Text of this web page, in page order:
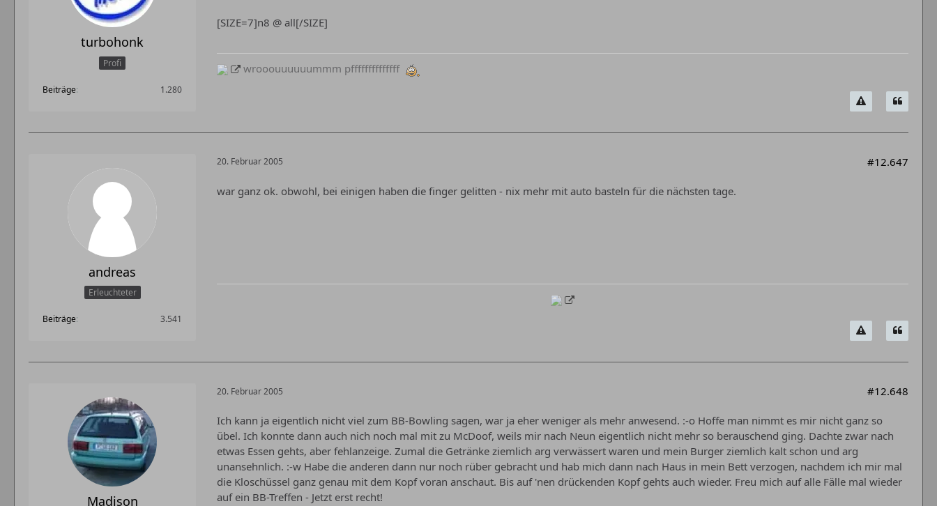
turbohonk
Profi
Beiträge 1.280
[SIZE=7]n8 @ all[/SIZE]
wrooouuuuuummm pffffffffffffff
andreas
Erleuchteter
Beiträge 3.541
20. Februar 2005 #12.647
war ganz ok. obwohl, bei einigen haben die finger gelitten - nix mehr mit auto basteln für die nächsten tage.
Madison
20. Februar 2005 #12.648
Ich kann ja eigentlich nicht viel zum BB-Bowling sagen, war ja eher weniger als mehr anwesend. :-o Hoffe man nimmt es mir nicht ganz so
übel. Ich konnte dann auch nich noch mal mit zu McDoof, weils mir nach Neun eigentlich nicht mehr so berauschend ging. Dachte zwar nach
etwas Essen gehts, aber fehlanzeige. Zumal die Getränke ziemlich arg verwässert waren und mein Burger ziemlich kalt schon und arg
unansehnlich. :-w Habe die anderen dann nur noch rüber gebracht und hab mich dann nach Haus in mein Bett verzogen, nachdem ich mir mal
die Kloschüssel ganz genau mit dem Kopf voran anschaut. Bis auf 'nen drückenden Kopf gehts auch wieder. Freu mich auf alle Fälle mal wieder
auf ein BB-Treffen - Jetzt erst recht!